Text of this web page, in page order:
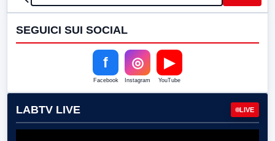
SEGUICI SUI SOCIAL
f
Facebook
◎
Instagram
▶
YouTube
LABTV LIVE LIVE